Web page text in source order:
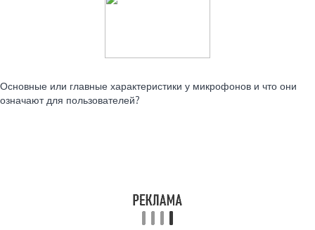
Основные или главные характеристики у микрофонов и что они
означают для пользователей?